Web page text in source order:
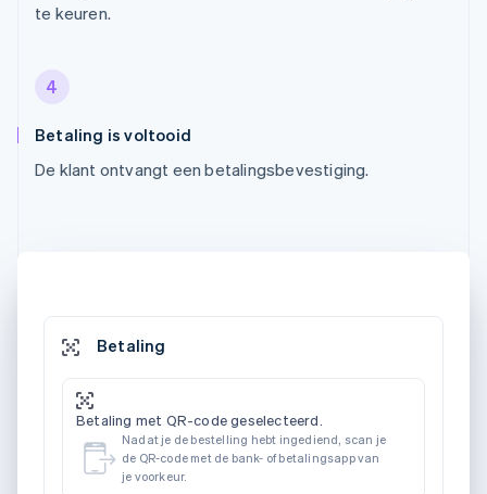
te keuren.
4
Betaling is voltooid
De klant ontvangt een betalingsbevestiging.
Betaling
Betaling met QR-code geselecteerd.
Nadat je de bestelling hebt ingediend, scan je
de QR-code met de bank- of betalingsapp van
je voorkeur.